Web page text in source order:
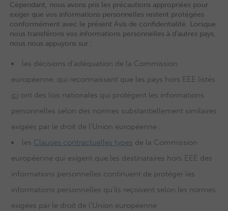
Cependant, nous avons pris les précautions appropriées pour
exiger que vos informations personnelles restent protégées
conformément avec le présent Avis de confidentialité. Lorsque
nous transférons vos informations personnelles à d’autres pays,
nous nous appuyons sur :
les décisions d’adéquation de la Commission
européenne, qui reconnaissent que les pays hors EEE listés
ici ont des lois nationales qui protègent les informations
personnelles selon des normes substantiellement similaires
exigées par le droit de l’Union européenne ;
les Clauses contractuelles types de la Commission
européenne qui exigent que les destinataires hors EEE des
informations personnelles continuent de protéger les
informations personnelles qu’ils reçoivent selon les normes
exigées par le droit de l’Union européenne